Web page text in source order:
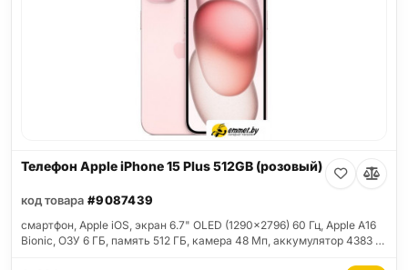
Телефон Apple iPhone 15 Plus 512GB (розовый)
код товара #9087439
смартфон, Apple iOS, экран 6.7" OLED (1290x2796) 60 Гц, Apple A16
Bionic, ОЗУ 6 ГБ, память 512 ГБ, камера 48 Мп, аккумулятор 4383 …